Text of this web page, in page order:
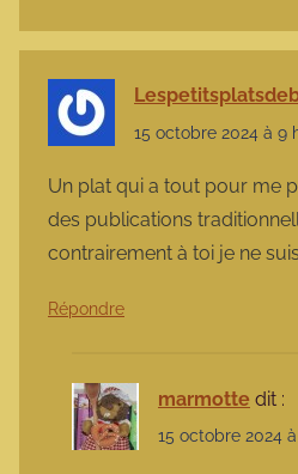
15 octobre 2024 à 9
Un plat qui a tout pour me
des publications
contrairement à toi je ne
Répondre
marmotte dit :
15 octobre 2024